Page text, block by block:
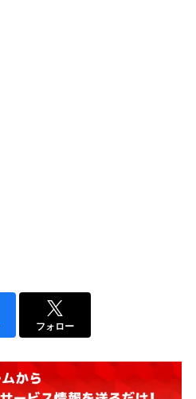
フォロー